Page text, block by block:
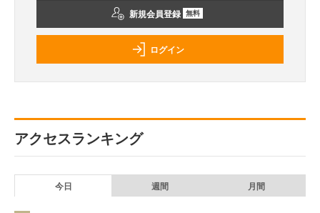
新規会員登録 無料
ログイン
アクセスランキング
今日 週間 月間